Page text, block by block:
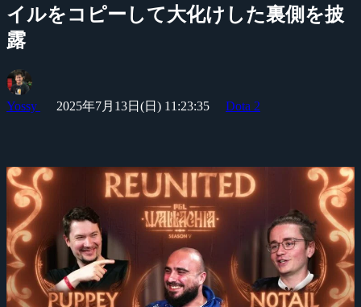
イルをコピーして大化けした裏側を披
露
Yossy 2025年7月13日(日) 11:23:35 Dota 2